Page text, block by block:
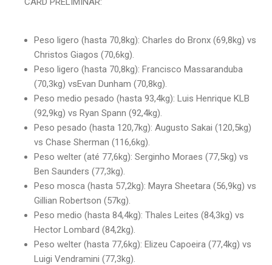
Peso ligero (hasta 70,8kg): Charles do Bronx (69,8kg) vs
Christos Giagos (70,6kg).
Peso ligero (hasta 70,8kg): Francisco Massaranduba
(70,3kg) vsEvan Dunham (70,8kg).
Peso medio pesado (hasta 93,4kg): Luis Henrique KLB
(92,9kg) vs Ryan Spann (92,4kg).
Peso pesado (hasta 120,7kg): Augusto Sakai (120,5kg)
vs Chase Sherman (116,6kg).
Peso welter (até 77,6kg): Serginho Moraes (77,5kg) vs
Ben Saunders (77,3kg).
Peso mosca (hasta 57,2kg): Mayra Sheetara (56,9kg) vs
Gillian Robertson (57kg).
Peso medio (hasta 84,4kg): Thales Leites (84,3kg) vs
Hector Lombard (84,2kg).
Peso welter (hasta 77,6kg): Elizeu Capoeira (77,4kg) vs
Luigi Vendramini (77,3kg).